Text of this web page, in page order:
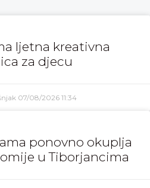
ljetna kreativna
za djecu
07/08/2026 11:34
ponovno okuplja
u Tiborjancima